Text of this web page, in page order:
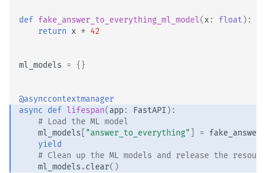
def fake_answer_to_everything_ml_model(x: float ):
return x * 42
ml_models = {}
@asynccontextmanager
async def lifespan(app: FastAPI ):
# Load the ML model
ml_models
"answer_to_everything" =
yield
# Clean up the ML models and release the
ml_models .clear()